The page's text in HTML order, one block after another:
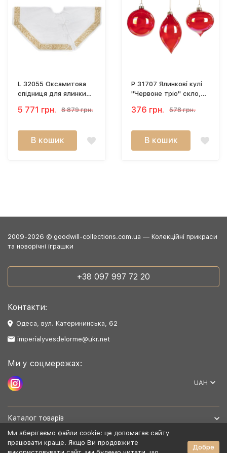
L 32055 Оксамитова
спідниця для ялинки
5 771 грн. 8 879 грн.
В кошик
P 31707 Ялинкові кулі
"Червоне тріо" скло,
376 грн. 578 грн.
В кошик
2009-2026 © goodwill-collections.com.ua — Колекційні прикраси
та новорічні іграшки
+38 097 997 72 20
Контакти:
Одеса, вул. Катерининська, 62
imperialyvesdelorme@ukr.net
Ми у соцмережах:
UAH
Каталог товарів
Допомога
Ми зберігаємо файли cookie: це допомагає сайту
працювати краще. Якщо Ви продовжите
Добре